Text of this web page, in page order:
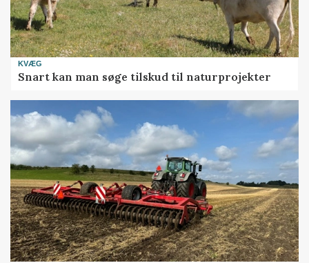
KVÆG
Snart kan man søge tilskud til naturprojekter